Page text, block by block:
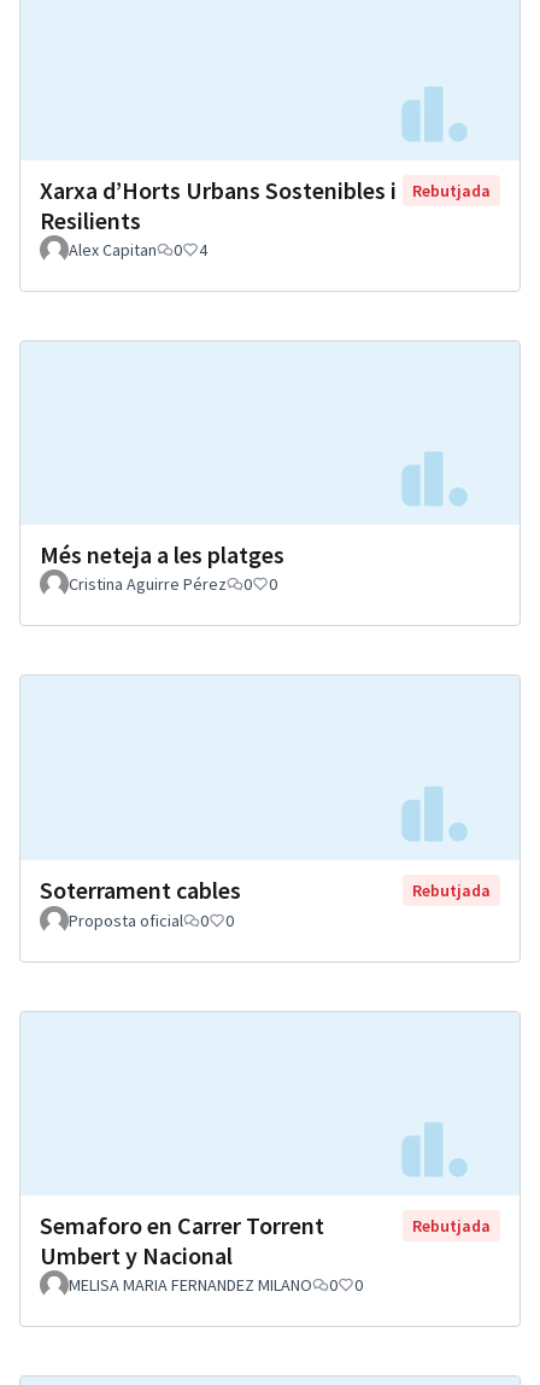
Xarxa d’Horts Urbans Sostenibles i
Resilients
Rebutjada
Alex Capitan 0 4
Més neteja a les platges
Cristina Aguirre Pérez 0 0
Soterrament cables
Rebutjada
Proposta oficial
0 0
Semaforo en Carrer Torrent
Umbert y Nacional
Rebutjada
MELISA MARIA FERNANDEZ MILANO 0 0